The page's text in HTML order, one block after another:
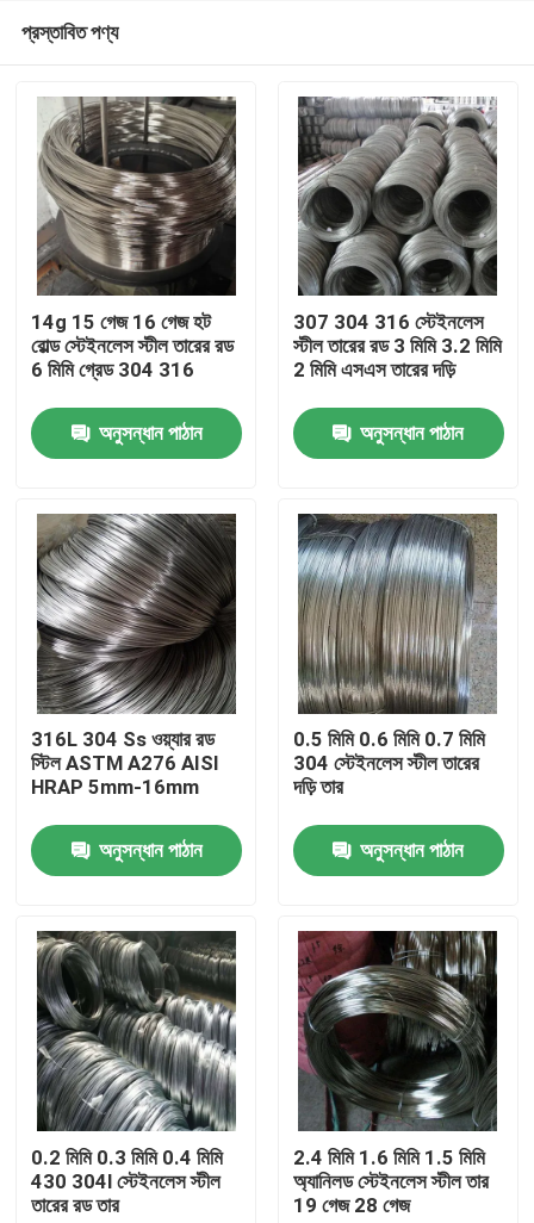
বাড়ি
পণ্য
আমাদের সম্পর্কে
কারখানা ভ্রমণ
মান নিয়ন্ত্রণ
খবর
উদ্ধৃতির জন্য আবেদন
স্টেইনলেস স্টীল বৃত্তাকার টিউব
স্টেইনলেস স্টীল প্লেট শীট
প্রস্তাবিত পণ্য
14g 15 গেজ 16 গেজ হট
রোল্ড স্টেইনলেস স্টীল তারের রড
6 মিমি গ্রেড 304 316
অনুসন্ধান পাঠান
307 304 316 স্টেইনলেস
স্টীল তারের রড 3 মিমি 3.2 মিমি
2 মিমি এসএস তারের দড়ি
অনুসন্ধান পাঠান
316L 304 Ss ওয়্যার রড
স্টিল ASTM A276 AISI
HRAP 5mm-16mm
অনুসন্ধান পাঠান
0.5 মিমি 0.6 মিমি 0.7 মিমি
304 স্টেইনলেস স্টীল তারের
দড়ি তার
অনুসন্ধান পাঠান
0.2 মিমি 0.3 মিমি 0.4 মিমি
430 304l স্টেইনলেস স্টীল
তারের রড তার
2.4 মিমি 1.6 মিমি 1.5 মিমি
অ্যানিলড স্টেইনলেস স্টীল তার
19 গেজ 28 গেজ